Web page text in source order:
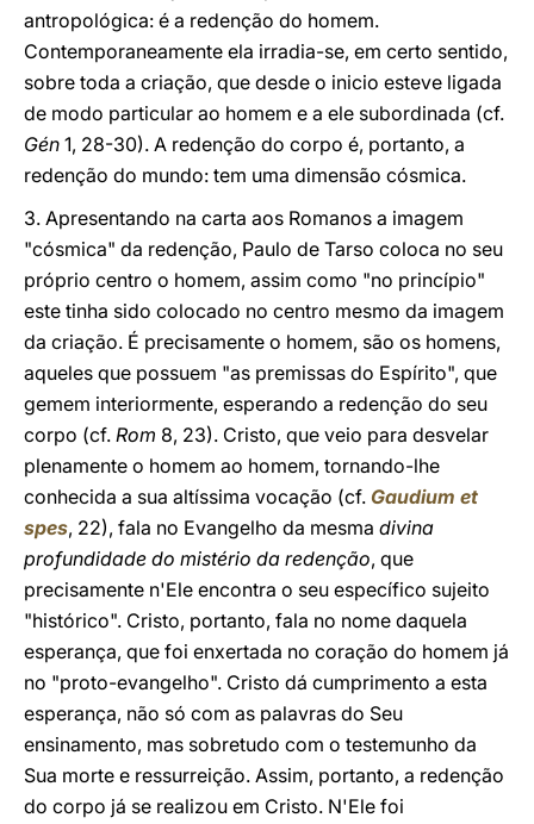
antropológica: é a redenção do homem.
Contemporaneamente ela irradia-se, em certo sentido,
sobre toda a criação, que desde o inicio esteve ligada
de modo particular ao homem e a ele subordinada (cf.
Gén 1, 28-30). A redenção do corpo é, portanto, a
redenção do mundo: tem uma dimensão cósmica.
3. Apresentando na carta aos Romanos a imagem
"cósmica" da redenção, Paulo de Tarso coloca no seu
próprio centro o homem, assim como "no princípio"
este tinha sido colocado no centro mesmo da imagem
da criação. É precisamente o homem, são os homens,
aqueles que possuem "as premissas do Espírito", que
gemem interiormente, esperando a redenção do seu
corpo (cf. Rom 8, 23). Cristo, que veio para desvelar
plenamente o homem ao homem, tornando-lhe
conhecida a sua altíssima vocação (cf. Gaudium et
spes, 22), fala no Evangelho da mesma divina
profundidade do mistério da redenção, que
precisamente n'Ele encontra o seu específico sujeito
"histórico". Cristo, portanto, fala no nome daquela
esperança, que foi enxertada no coração do homem já
no "proto-evangelho". Cristo dá cumprimento a esta
esperança, não só com as palavras do Seu
ensinamento, mas sobretudo com o testemunho da
Sua morte e ressurreição. Assim, portanto, a redenção
do corpo já se realizou em Cristo. N'Ele foi